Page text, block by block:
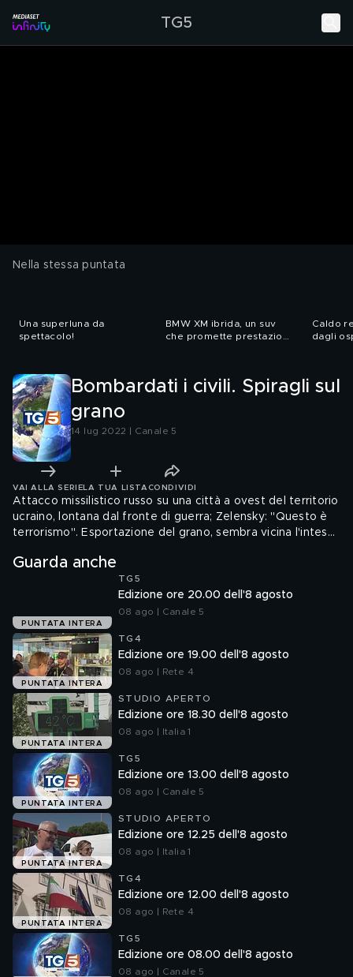
TG5
Nella stessa puntata
Una superluna da
spettacolo!
BMW XM ibrida, un suv
che promette prestazioni
Caldo
dagli
Bombardati i civili. Spiragli sul
grano
14 lug 2022 | Canale 5
VAI ALLA SERIE LA TUA LISTA CONDIVIDI
Attacco missilistico russo su una città a ovest del territorio
ucraino, lontana dal fronte di guerra; Zelensky: "Questo è
terrorismo". Esportazione del grano, sembra vicina l'intesa
Guarda anche
PUNTATA INTERA
TG5
Edizione ore 20.00 dell'8 agosto
08 ago | Canale 5
PUNTATA INTERA
TG4
Edizione ore 19.00 dell'8 agosto
08 ago | Rete 4
PUNTATA INTERA
STUDIO APERTO
Edizione ore 18.30 dell'8 agosto
08 ago | Italia 1
PUNTATA INTERA
TG5
Edizione ore 13.00 dell'8 agosto
08 ago | Canale 5
PUNTATA INTERA
STUDIO APERTO
Edizione ore 12.25 dell'8 agosto
08 ago | Italia 1
PUNTATA INTERA
TG4
Edizione ore 12.00 dell'8 agosto
08 ago | Rete 4
TG5
Edizione ore 08.00 dell'8 agosto
08 ago | Canale 5